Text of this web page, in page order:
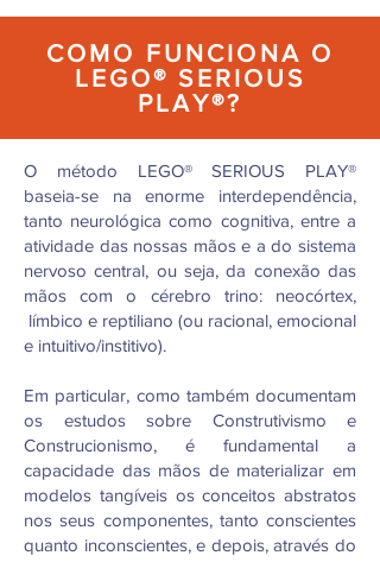
COMO FUNCIONA O
LEGO® SERIOUS
PLAY®?
O método LEGO® SERIOUS PLAY®
baseia-se na enorme interdependência,
tanto neurológica como cognitiva, entre a
atividade das nossas mãos e a do sistema
nervoso central, ou seja, da conexão das
mãos com o cérebro trino: neocórtex,
límbico e reptiliano (ou racional, emocional
e intuitivo/institivo).
Em particular, como também documentam
os estudos sobre Construtivismo e
Construcionismo, é fundamental a
capacidade das mãos de materializar em
modelos tangíveis os conceitos abstratos
nos seus componentes, tanto conscientes
quanto inconscientes, e depois, através do